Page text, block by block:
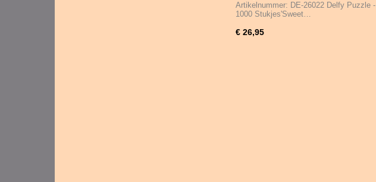
Moments - 1000 Stukjes
Artikelnummer: DE-26022 Delfy Puzzle -
1000 Stukjes'Sweet…
€ 26,95